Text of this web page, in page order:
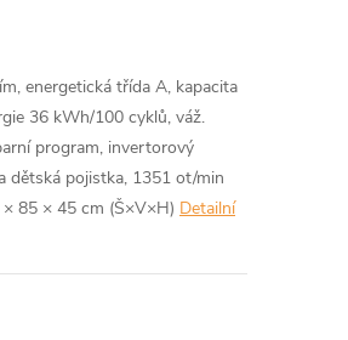
energetická třída A, kapacita
36 kWh/100 cyklů, váž.
program, invertorový
dětská pojistka, 1351 ot/min
85 × 45 cm (Š×V×H) Detailní